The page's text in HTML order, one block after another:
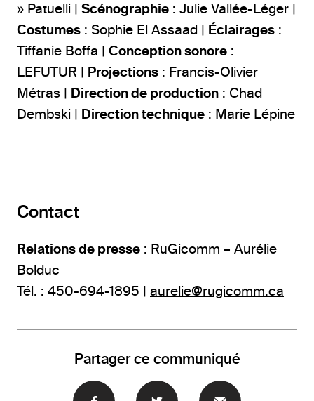
» Patuelli | Scénographie : Julie Vallée-Léger |
Costumes : Sophie El Assaad | Éclairages :
Tiffanie Boffa | Conception sonore :
LEFUTUR | Projections : Francis-Olivier
Métras | Direction de production : Chad
Dembski | Direction technique : Marie Lépine
Contact
Relations de presse : RuGicomm – Aurélie
Bolduc
Tél. : 450-694-1895 | aurelie@rugicomm.ca
Partager ce communiqué